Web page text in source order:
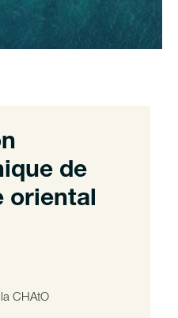
de
oriental
CHAtO